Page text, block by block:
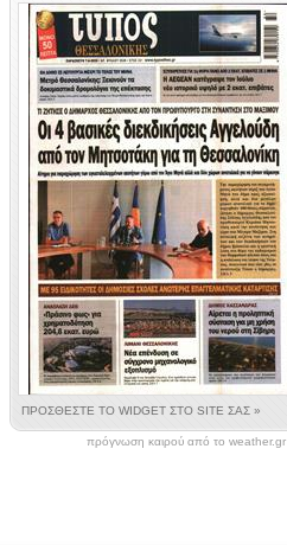
πρόγνωση καιρού από το weather.gr